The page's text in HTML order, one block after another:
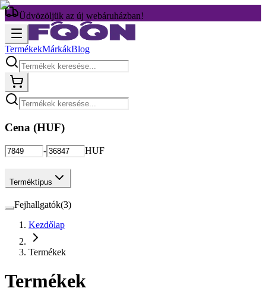
Üdvözöljük az új webáruházban!
TermékekMárkákBlog
Cena (HUF)
- HUF
Terméktípus
Fejhallgatók(3)
Kezdőlap
Termékek
Termékek